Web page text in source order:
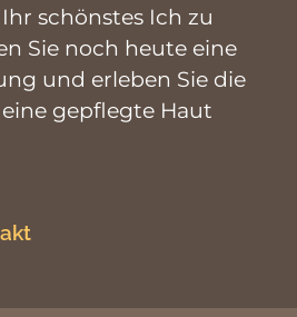
schönstes Ich zu
Sie noch heute eine
und erleben Sie die
gepflegte Haut